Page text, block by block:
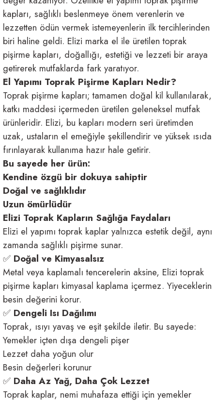
Mikrofiber Bezler
kapları, sağlıklı beslenmeye önem verenlerin ve
lezzetten ödün vermek istemeyenlerin ilk tercihlerinden
biri haline geldi. Elizi marka el ile üretilen toprak
pişirme kapları, doğallığı, estetiği ve lezzeti bir araya
getirerek mutfaklarda fark yaratıyor.
El Yapımı Toprak Pişirme Kapları Nedir?
Toprak pişirme kapları; tamamen doğal kil kullanılarak,
katkı maddesi içermeden üretilen geleneksel mutfak
ürünleridir. Elizi, bu kapları modern seri üretimden
uzak, ustaların el emeğiyle şekillendirir ve yüksek ısıda
fırınlayarak kullanıma hazır hale getirir.
Bu sayede her ürün:
Kendine özgü bir dokuya sahiptir
Doğal ve sağlıklıdır
Uzun ömürlüdür
Elizi Toprak Kapların Sağlığa Faydaları
Elizi el yapımı toprak kaplar yalnızca estetik değil, aynı
zamanda sağlıklı pişirme sunar.
✅ Doğal ve Kimyasalsız
Metal veya kaplamalı tencerelerin aksine, Elizi toprak
pişirme kapları kimyasal kaplama içermez. Yiyeceklerin
besin değerini korur.
✅ Dengeli Isı Dağılımı
Toprak, ısıyı yavaş ve eşit şekilde iletir. Bu sayede:
Yemekler içten dışa dengeli pişer
Lezzet daha yoğun olur
Besin değerleri korunur
✅ Daha Az Yağ, Daha Çok Lezzet
Toprak kaplar, nemi muhafaza ettiği için yemekler